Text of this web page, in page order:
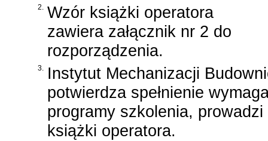
2. Wzór książki operatora
zawiera załącznik nr 2 do
rozporządzenia.
3. Instytut Mechanizacji
potwierdza spełnienie
programy szkolenia,
książki operatora.